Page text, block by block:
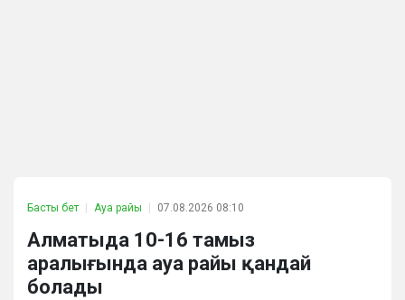
Басты бет Ауа райы 07.08.2026 08:10
Алматыда 10-16 тамыз
аралығында ауа райы қандай
болады